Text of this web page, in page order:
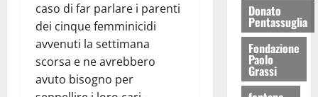
caso di far parlare i parenti
dei cinque femminicidi
avvenuti la settimana
scorsa e ne avrebbero
avuto bisogno per
Donato
Pentassuglia
Fondazione
Paolo
Grassi